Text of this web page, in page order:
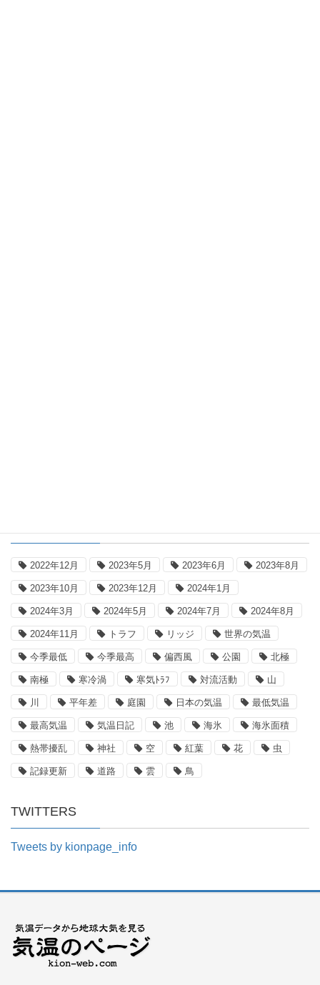
2022年12月 2023年5月 2023年6月 2023年8月
2023年10月 2023年12月 2024年1月
2024年3月 2024年5月 2024年7月 2024年8月
2024年11月 トラフ リッジ 世界の気温
今季最低 今季最高 偏西風 公園 北極
南極 寒冷渦 寒気ﾄﾗﾌ 対流活動 山
川 平年差 庭園 日本の気温 最低気温
最高気温 気温日記 池 海氷 海氷面積
熱帯擾乱 神社 空 紅葉 花 虫
記録更新 道路 雲 鳥
TWITTERS
Tweets by kionpage_info